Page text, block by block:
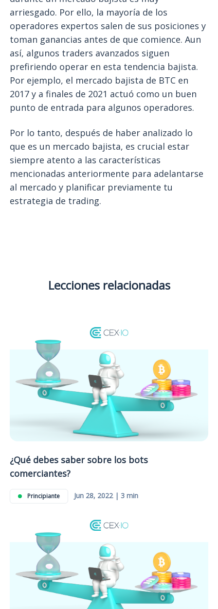
arriesgado. Por ello, la mayoría de los
operadores expertos salen de sus posiciones y
toman ganancias antes de que comience. Aun
así, algunos traders avanzados siguen
prefiriendo operar en esta tendencia bajista.
Por ejemplo, el mercado bajista de BTC en
2017 y a finales de 2021 actuó como un buen
punto de entrada para algunos operadores.
Por lo tanto, después de haber analizado lo
que es un mercado bajista, es crucial estar
siempre atento a las características
mencionadas anteriormente para adelantarse
al mercado y planificar previamente tu
estrategia de trading.
Lecciones relacionadas
¿Qué debes saber sobre los bots
comerciantes?
Principiante Jun 28, 2022 | 3 min